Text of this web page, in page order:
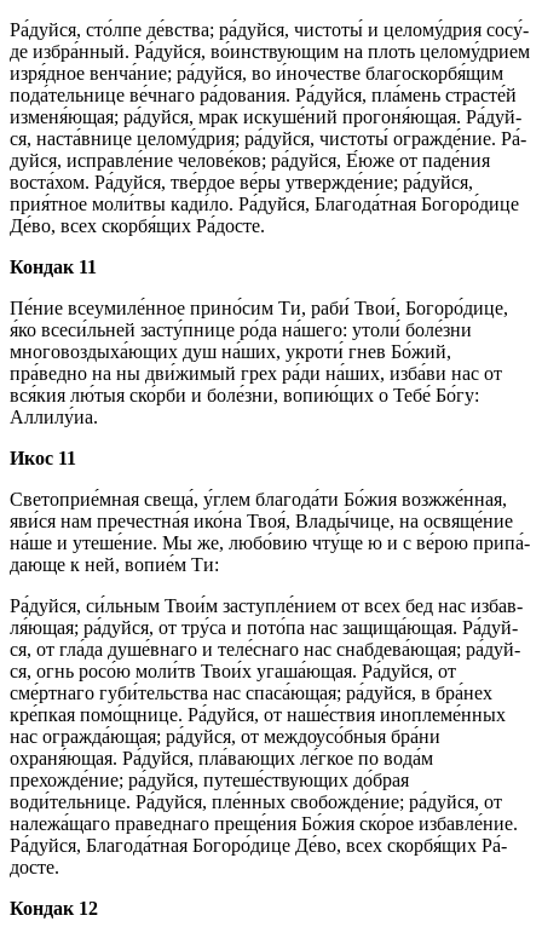
Ра́­дуй­ся, сто́л­пе де́вст­ва; ра́­дуй­ся, чис­то­ты́ и це­ло­му́д­рия со­су́­
де из­бра́н­ный. Ра́­дуй­ся, во́инствующим на плоть целому́дрием
изря́дное венча́ние; ра́­дуй­ся, во и́ночестве благоскорбя́щим
пода́тельнице ве́ч­на­го ра́дования. Ра́­дуй­ся, пла́мень страс­те́й
изменя́ющая; ра́­дуй­ся, мрак ис­ку­ше́­ний про­го­ня́ю­щая. Ра́­дуй­
ся, нас­та́в­ни­це це­ло­му́д­рия; ра́­дуй­ся, чис­то­ты́ ог­раж­де́­ние. Ра́­
дуй­ся, ис­прав­ле́­ние че­ло­ве́­ков; ра́­дуй­ся, Е́ю­же от паде́ния
воста́хом. Ра́­дуй­ся, тве́р­дое ве́­ры утвер­жде́­ние; ра́­дуй­ся,
прия́тное мо­ли́т­вы ка­ди́­ло. Ра́­дуй­ся, Бла­го­да́т­ная Бо­го­ро́­ди­це
Де́­во, всех скор­бя́­щих Ра́­дос­те.
Кондак 11
Пе́­ние все­уми­ле́н­ное при­но́­сим Ти, раби́ Твои́, Бо­го­ро́­ди­це,
я́ко всеси́льней за­сту́п­ни­це ро́­да на́­ше­го: утоли́ бо­ле́з­ни
многовоздыха́ющих душ на́­ших, укро­ти́ гнев Бо́­жий,
пра́ведно на ны дви́жимый грех ра́­ди на́­ших, из­ба́­ви нас от
вся́­кия лю́тыя ско́р­би и бо­ле́з­ни, во­пию́­щих о Те­бе́ Бо́­гу:
Алли­лу́иа.
Икос 11
Светоприе́мная свеща́, у́глем бла­го­да́­ти Бо́­жия возжже́нная,
яви́­ся нам пречестна́я ико́­на Твоя́, Вла­ды́­чи­це, на ос­вя­ще́­ние
на́­ше и уте­ше́­ние. Мы же, лю­бо́­вию чту́ще ю и с ве́­рою при­па́­
даю­ще к ней, во­пи­е́м Ти:
Ра́­дуй­ся, си́льным Тво­и́м заступле́нием от всех бед нас из­бав­
ля́ю­щая; ра́­дуй­ся, от тру́­са и по­то́­па нас защища́ющая. Ра́­дуй­
ся, от гла́­да душе́внаго и теле́снаго нас снабдева́ющая; ра́­дуй­
ся, огнь росо́ю мо­ли́тв Тво­и́х угаша́ющая. Ра́­дуй­ся, от
сме́ртнаго губи́тельства нас спа­са́ю­щая; ра́­дуй­ся, в бра́нех
кре́п­кая по­мо́щ­ни­це. Ра́­дуй­ся, от на­ше́ст­вия ино­пле­ме́н­ных
нас огражда́ющая; ра́­дуй­ся, от меж­до­усо́б­ныя бра́­ни
охраня́ющая. Ра́­дуй­ся, пла́­ваю­щих ле́гкое по во­да́м
прехожде́ние; ра́­дуй­ся, путеше́ствующих до́б­рая
води́тельнице. Ра́­дуй­ся, пле́нных свобожде́ние; ра́­дуй­ся, от
належа́щаго пра­вед­на­го пре­ще́­ния Бо́­жия ско́­рое из­бав­ле́­ние.
Ра́­дуй­ся, Бла­го­да́т­ная Бо­го­ро́­ди­це Де́­во, всех скор­бя́­щих Ра́­
дос­те.
Кондак 12